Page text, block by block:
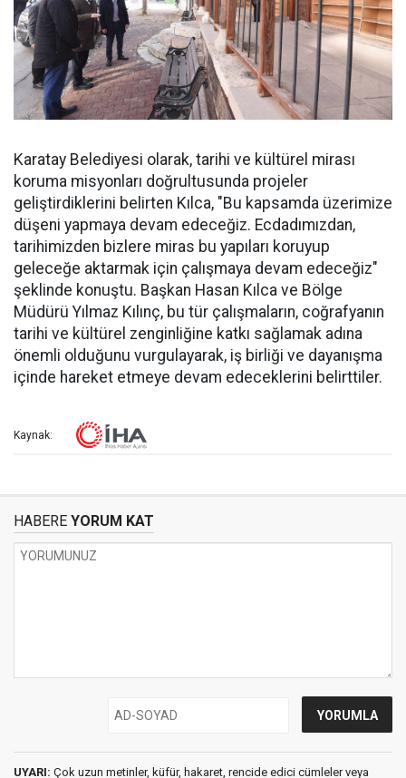
Karatay Belediyesi olarak, tarihi ve kültürel mirası
koruma misyonları doğrultusunda projeler
geliştirdiklerini belirten Kılca, "Bu kapsamda üzerimize
düşeni yapmaya devam edeceğiz. Ecdadımızdan,
tarihimizden bizlere miras bu yapıları koruyup
geleceğe aktarmak için çalışmaya devam edeceğiz"
şeklinde konuştu. Başkan Hasan Kılca ve Bölge
Müdürü Yılmaz Kılınç, bu tür çalışmaların, coğrafyanın
tarihi ve kültürel zenginliğine katkı sağlamak adına
önemli olduğunu vurgulayarak, iş birliği ve dayanışma
içinde hareket etmeye devam edeceklerini belirttiler.
Kaynak:
HABERE YORUM KAT
UYARI: Çok uzun metinler, küfür, hakaret, rencide edici cümleler veya